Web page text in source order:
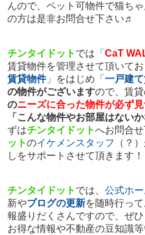
んので、ペット可物件で猫ち
の方は是非お問合せ下さい♬
チンタイドット では 「 CaT
賃貸物件を管理させて頂いてお
賃貸物件」 をはじめ 「 一戸建
の物件がございますので、賃
のニーズに合った物件が必ず見
「こんな物件やお部屋はない
ずはチンタイドットへお問合せ
ットのイケメンスタッフ
（？
しをサポートさせて頂きます！
チンタイドット では、 公式ホ
新やブログの更新を随時行っ
報盛りだくさんですので、ぜ
お得な情報や不動産の豆知識